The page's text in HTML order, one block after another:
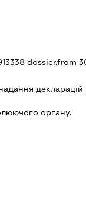
dossier.from
декларацiй
органу.